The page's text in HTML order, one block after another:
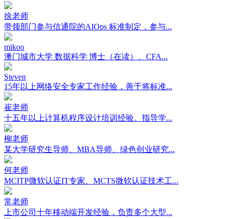
徐老师
带领部门参与信通院的AIOps 标准制定，参与...
mikoo
澳门城市大学 数据科学 博士（在读）、CFA...
Steven
15年以上网络安全专家工作经验，善于将标准...
崔老师
十五年以上计算机程序设计培训经验。指导学...
柳老师
某大学研究生导师、MBA导师、绿色创业研究...
何老师
MCITP微软认证IT专家、MCTS微软认证技术工...
常老师
上市公司十年移动端开发经验，负责多个大型...